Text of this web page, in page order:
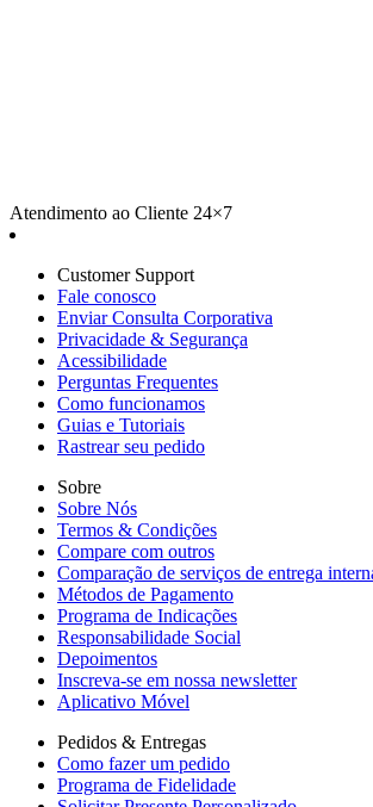
Atendimento ao Cliente 24×7
Customer Support
Fale conosco
Enviar Consulta Corporativa
Privacidade & Segurança
Acessibilidade
Perguntas Frequentes
Como funcionamos
Guias e Tutoriais
Rastrear seu pedido
Sobre
Sobre Nós
Termos & Condições
Compare com outros
Comparação de serviços de entrega
Métodos de Pagamento
Programa de Indicações
Responsabilidade Social
Depoimentos
Inscreva-se em nossa newsletter
Aplicativo Móvel
Pedidos & Entregas
Como fazer um pedido
Programa de Fidelidade